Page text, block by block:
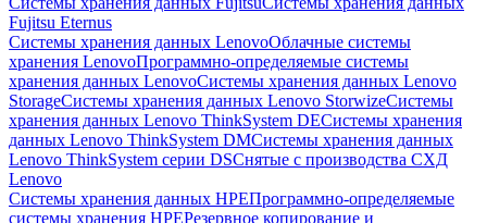
Fujitsu Eternus
Системы хранения данных LenovoОблачные системы
хранения LenovoПрограммно-определяемые системы
хранения данных LenovoСистемы хранения данных Lenovo
StorageСистемы хранения данных Lenovo StorwizeСистемы
хранения данных Lenovo ThinkSystem DEСистемы хранения
данных Lenovo ThinkSystem DMСистемы хранения данных
Lenovo ThinkSystem серии DSСнятые с производства СХД
Lenovo
Системы хранения данных HPEПрограммно-определяемые
системы хранения HPEРезервное копирование и